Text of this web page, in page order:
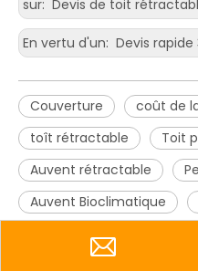
sur: Devis de toit rétractable pour auvent en
En vertu d'un: Devis rapide 3 mètres de largeur 4
Couverture
coût de
toît rétractable
Toit
Auvent rétractable
Auvent Bioclimatique
Canopée bioclimatique